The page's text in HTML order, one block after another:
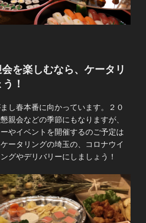
を楽しむなら、ケータリ
！
し春本番に向かっています。２０
親会などの季節にもなりますが、
やイベントを開催するのご予定は
ータリングの埼玉の、コロナウイ
グやデリバリーにしましょう！